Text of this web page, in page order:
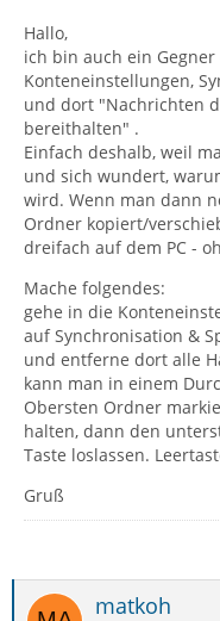
Hallo,
ich bin auch ein
Konteneinstellungen,
und dort "Nachrichten
bereithalten" .
Einfach deshalb, weil
und sich wundert,
wird. Wenn man dann
Ordner kopiert/
dreifach auf dem PC -
Mache folgendes:
gehe in die
auf Synchronisation &
und entferne dort alle
kann man in einem
Obersten Ordner
halten, dann den
Taste loslassen.
Gruß
matkoh